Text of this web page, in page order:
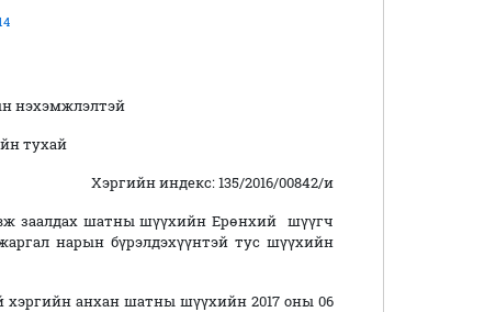
нэхэмжлэлтэй
тухай
Хэргийн индекс: 135/2016/00842/и
шатны шүүхийн Ерөнхий шүүгч
нарын бүрэлдэхүүнтэй тус шүүхийн
анхан шатны шүүхийн 2017 оны 06